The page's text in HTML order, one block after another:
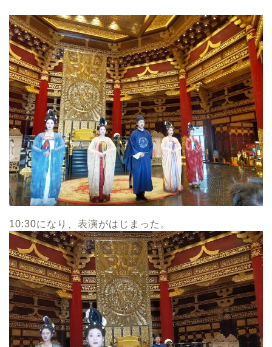
10:30になり、表演がはじまった。